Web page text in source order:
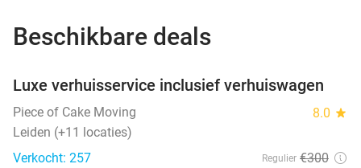
Beschikbare deals
Luxe verhuisservice inclusief verhuiswagen
Piece of Cake Moving 8.0 star
Leiden (+11 locaties)
Verkocht: 257
Regulier €300